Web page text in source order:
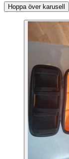
Hoppa över karusell